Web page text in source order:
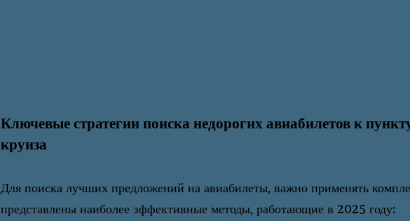
Ключевые стратегии поиска недорогих авиабилетов к
круиза
Для поиска лучших предложений на авиабилеты, важно применять
представлены наиболее эффективные методы, работающие в 2025 году: